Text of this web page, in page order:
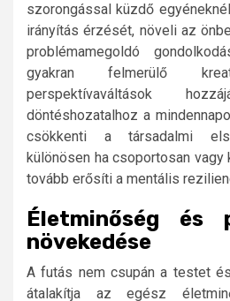
szorongással küzdő
irányítás érzését, növeli az
problémamegoldó
gyakran felmerülő
perspektívaváltások
döntéshozatalhoz a
csökkenti a társadalmi
különösen ha csoportosan vagy
tovább erősíti a mentális
Életminőség és
növekedése
A futás nem csupán a testet
átalakítja az egész